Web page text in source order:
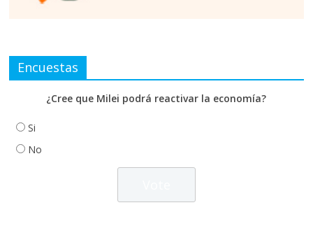
Encuestas
¿Cree que Milei podrá reactivar la economía?
Si
No